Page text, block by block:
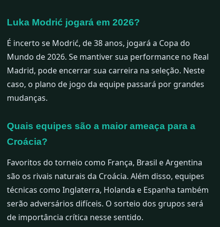
Luka Modrić jogará em 2026?
É incerto se Modrić, de 38 anos, jogará a Copa do
Mundo de 2026. Se mantiver sua performance no Real
Madrid, pode encerrar sua carreira na seleção. Neste
caso, o plano de jogo da equipe passará por grandes
mudanças.
Quais equipes são a maior ameaça para a
Croácia?
Favoritos do torneio como França, Brasil e Argentina
são os rivais naturais da Croácia. Além disso, equipes
técnicas como Inglaterra, Holanda e Espanha também
serão adversários difíceis. O sorteio dos grupos será
de importância crítica nesse sentido.